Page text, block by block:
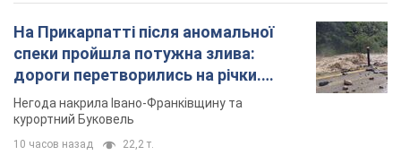
На Прикарпатті після аномальної
спеки пройшла потужна злива:
дороги перетворились на річки.
Відео
Негода накрила Івано-Франківщину та
курортний Буковель
10 часов назад 22,2 т.